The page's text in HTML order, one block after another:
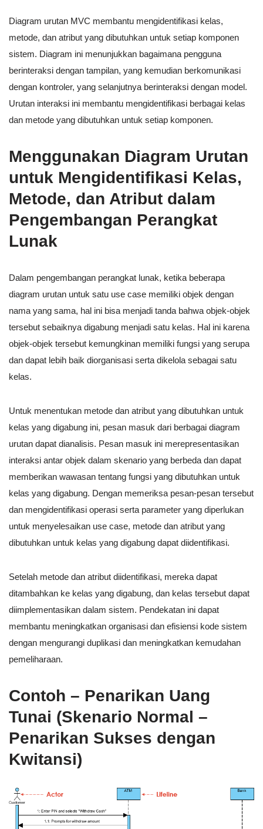
Diagram urutan MVC membantu mengidentifikasi kelas,
metode, dan atribut yang dibutuhkan untuk setiap komponen
sistem. Diagram ini menunjukkan bagaimana pengguna
berinteraksi dengan tampilan, yang kemudian berkomunikasi
dengan kontroler, yang selanjutnya berinteraksi dengan model.
Urutan interaksi ini membantu mengidentifikasi berbagai kelas
dan metode yang dibutuhkan untuk setiap komponen.
Menggunakan Diagram Urutan
untuk Mengidentifikasi Kelas,
Metode, dan Atribut dalam
Pengembangan Perangkat
Lunak
Dalam pengembangan perangkat lunak, ketika beberapa
diagram urutan untuk satu use case memiliki objek dengan
nama yang sama, hal ini bisa menjadi tanda bahwa objek-objek
tersebut sebaiknya digabung menjadi satu kelas. Hal ini karena
objek-objek tersebut kemungkinan memiliki fungsi yang serupa
dan dapat lebih baik diorganisasi serta dikelola sebagai satu
kelas.
Untuk menentukan metode dan atribut yang dibutuhkan untuk
kelas yang digabung ini, pesan masuk dari berbagai diagram
urutan dapat dianalisis. Pesan masuk ini merepresentasikan
interaksi antar objek dalam skenario yang berbeda dan dapat
memberikan wawasan tentang fungsi yang dibutuhkan untuk
kelas yang digabung. Dengan memeriksa pesan-pesan tersebut
dan mengidentifikasi operasi serta parameter yang diperlukan
untuk menyelesaikan use case, metode dan atribut yang
dibutuhkan untuk kelas yang digabung dapat diidentifikasi.
Setelah metode dan atribut diidentifikasi, mereka dapat
ditambahkan ke kelas yang digabung, dan kelas tersebut dapat
diimplementasikan dalam sistem. Pendekatan ini dapat
membantu meningkatkan organisasi dan efisiensi kode sistem
dengan mengurangi duplikasi dan meningkatkan kemudahan
pemeliharaan.
Contoh – Penarikan Uang
Tunai (Skenario Normal –
Penarikan Sukses dengan
Kwitansi)